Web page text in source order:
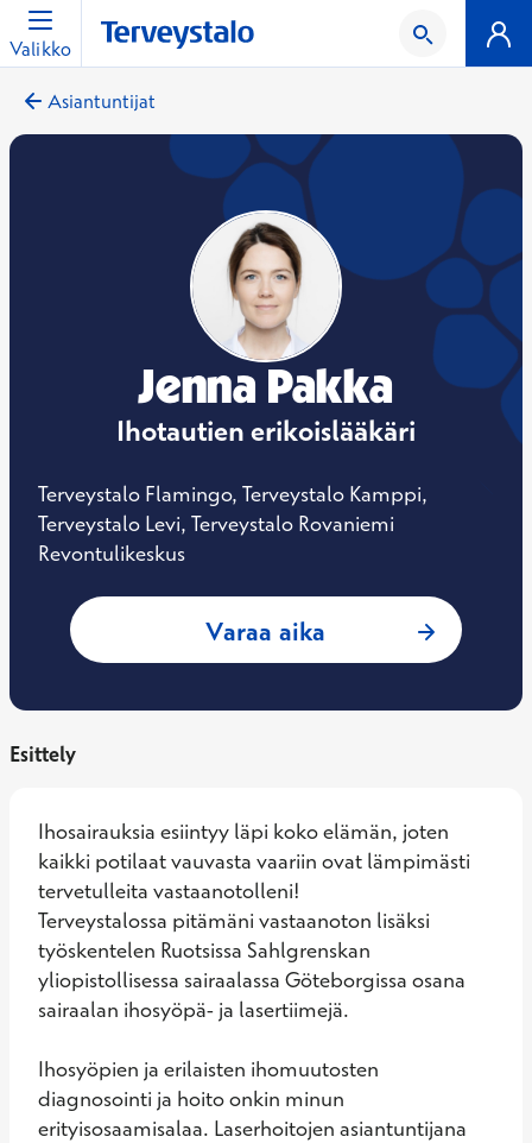
Valikko
Asiantuntijat
Jenna Pakka
Ihotautien erikoislääkäri
Terveystalo Flamingo, Terveystalo Kamppi,
Terveystalo Levi, Terveystalo Rovaniemi
Revontulikeskus
Varaa aika : Jenna Pakka,
Esittely
Ihosairauksia esiintyy läpi koko elämän, joten
kaikki potilaat vauvasta vaariin ovat lämpimästi
tervetulleita vastaanotolleni!
Terveystalossa pitämäni vastaanoton lisäksi
työskentelen Ruotsissa Sahlgrenskan
yliopistollisessa sairaalassa Göteborgissa osana
sairaalan ihosyöpä- ja lasertiimejä.
Ihosyöpien ja erilaisten ihomuutosten
diagnosointi ja hoito onkin minun
erityisosaamisalaa. Laserhoitojen asiantuntijana